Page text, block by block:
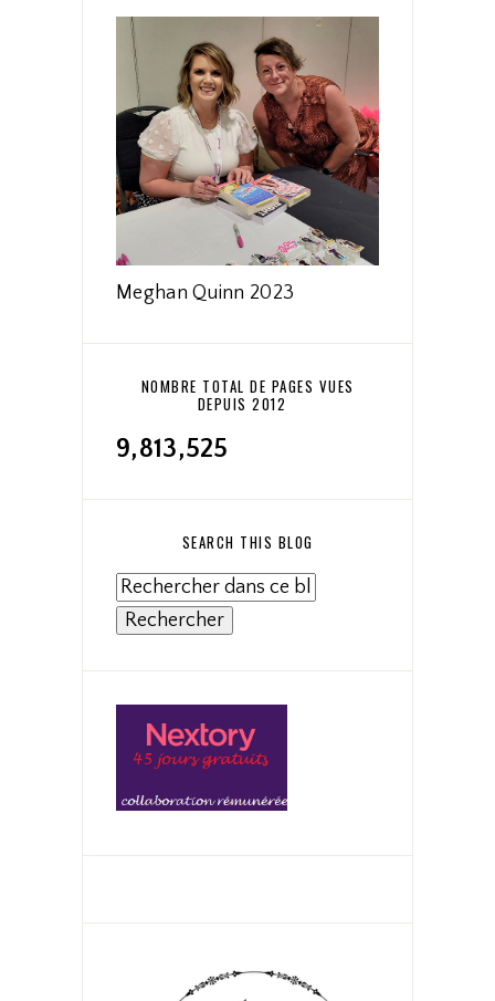
Meghan Quinn 2023
NOMBRE TOTAL DE PAGES VUES
DEPUIS 2012
9,813,525
SEARCH THIS BLOG